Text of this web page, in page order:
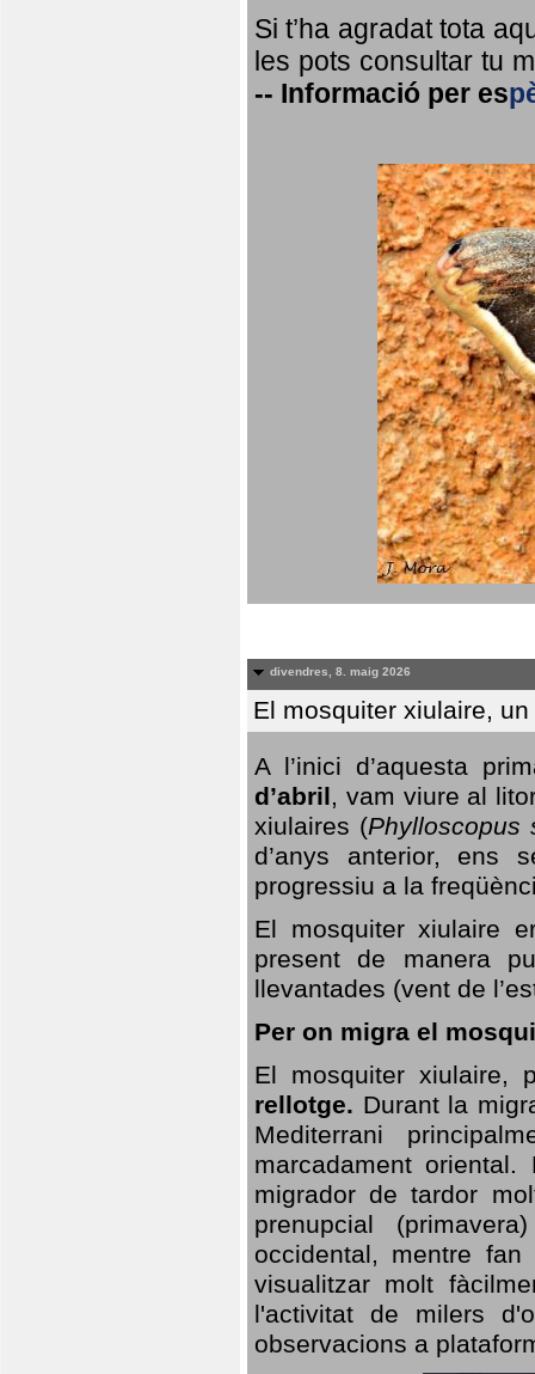
Si t’ha agradat tota
les pots consultar tu
-- Informació per es
divendres, 8. maig 2026
El mosquiter xiulaire,
A l’inici d’aquesta
d’abril, vam viure al
xiulaires (Phylloscopus
d’anys anterior, ens
progressiu a la
El mosquiter xiulaire
present de manera
llevantades (vent de
Per on migra el
El mosquiter xiulaire,
rellotge. Durant la
Mediterrani
marcadament
migrador de tardor
prenupcial
occidental, mentre
visualitzar molt
l'activitat de milers
observacions a